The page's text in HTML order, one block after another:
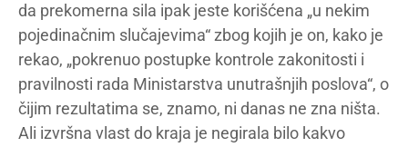
da prekomerna sila ipak jeste korišćena „u nekim
pojedinačnim slučajevima“ zbog kojih je on, kako je
rekao, „pokrenuo postupke kontrole zakonitosti i
pravilnosti rada Ministarstva unutrašnjih poslova“, o
čijim rezultatima se, znamo, ni danas ne zna ništa.
Ali izvršna vlast do kraja je negirala bilo kakvo